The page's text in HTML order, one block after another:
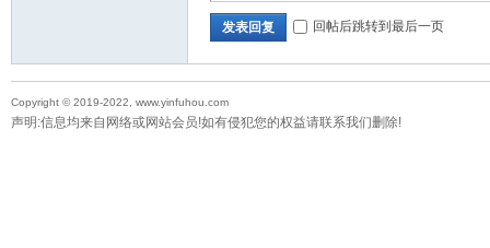
发表回复 回帖后跳转到最后一页
Copyright © 2019-2022, www.yinfuhou.com
声明:信息均来自网络或网站会员!如有侵犯您的权益请联系我们删除!